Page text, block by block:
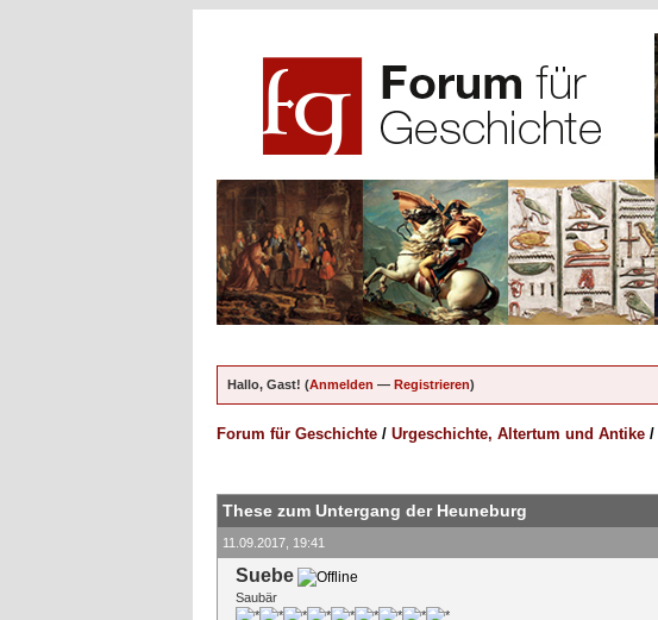
Hallo, Gast! (Anmelden — Registrieren)
Forum für Geschichte / Urgeschichte, Altertum und Antike /
These zum Untergang der Heuneburg
11.09.2017, 19:41
Suebe
Saubär